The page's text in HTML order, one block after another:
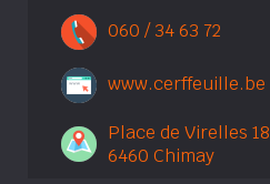
060 / 34 63 72
www.cerffeuille.be
Place de Virelles 18
6460 Chimay